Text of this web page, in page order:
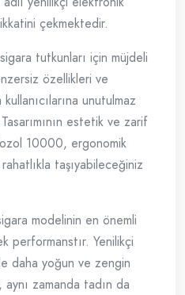
çekmektedir.
tutkunları için müjdeli
özellikleri ve
unutulmaz
estetik ve zarif
10000, ergonomik
taşıyabileceğiniz
modelinin en önemli
performanstır. Yenilikçi
daha yoğun ve zengin
zamanda tadın da